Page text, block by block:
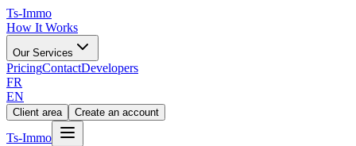
Ts-Immo
How It Works
Our Services
PricingContactDevelopers
FR
EN
Client area Create an account
Ts-Immo